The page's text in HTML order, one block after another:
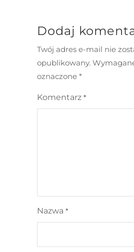
Dodaj
Twój adres e-mail nie
opublikowany.
oznaczone *
Komentarz *
Nazwa *